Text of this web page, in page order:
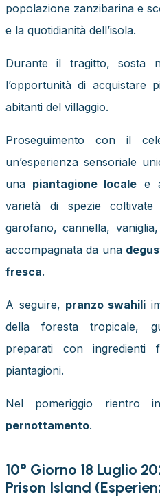
popolazione zanzibarina e
e la quotidianità dell’isola.
Durante il tragitto, sosta
l’opportunità di acquistare
abitanti del villaggio.
Proseguimento con il
un’esperienza sensoriale
una piantagione locale e
varietà di spezie
garofano, cannella,
accompagnata da una
fresca.
A seguire, pranzo swahili
della foresta tropicale,
preparati con ingredienti
piantagioni.
Nel pomeriggio rientro
pernottamento.
10° Giorno 18 Luglio
Prison Island